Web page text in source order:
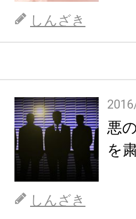
しんざき
悪
を
しんざき